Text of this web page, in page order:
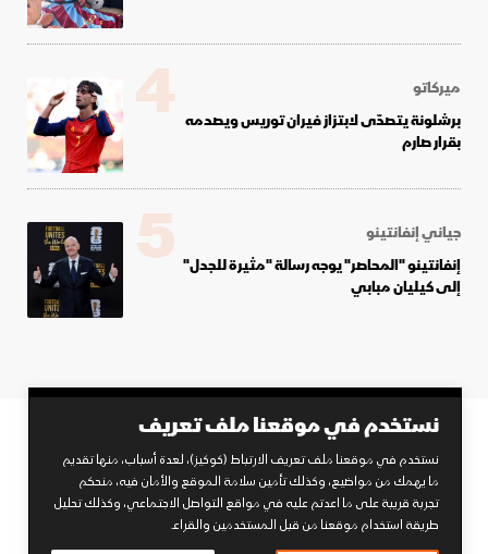
ميركاتو
برشلونة يتصدّى لابتزاز فيران توريس ويصدمه
بقرار صارم
4
جياني إنفانتينو
إنفانتينو "المحاصر" يوجه رسالة "مثيرة للجدل"
إلى كيليان مبابي
5
نستخدم في موقعنا ملف تعريف
نستخدم في موقعنا ملف تعريف الارتباط (كوكيز)، لعدة أسباب، منها تقديم
ما يهمك من مواضيع، وكذلك تأمين سلامة الموقع والأمان فيه، منحكم
تجربة قريبة على ما اعدتم عليه في مواقع التواصل الاجتماعي، وكذلك تحليل
طريقة استخدام موقعنا من قبل المستخدمين والقراء.
الأقسام